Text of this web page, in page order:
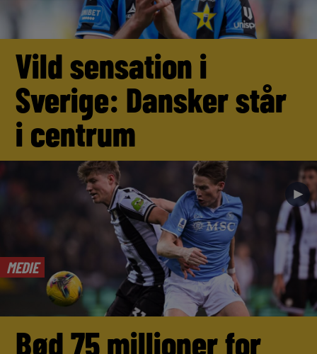
Vild sensation i
Sverige: Dansker står
i centrum
MEDIE
►
Bød 75 millioner for